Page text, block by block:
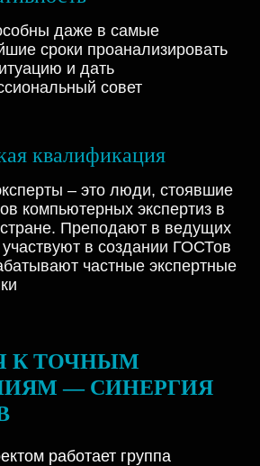
даже в самые
сроки проанализировать
и дать
– это люди, стоявшие
компьютерных экспертиз в
Преподают в ведущих
в создании ГОСТов
частные экспертные
К ТОЧНЫМ
— СИНЕРГИЯ